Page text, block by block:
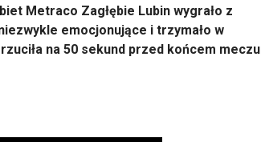
Metraco Zagłębie Lubin wygrało z
emocjonujące i trzymało w
na 50 sekund przed końcem meczu